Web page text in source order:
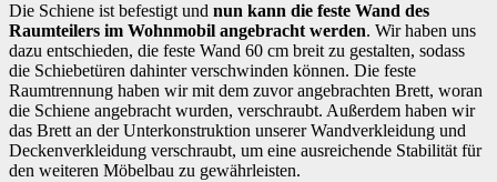
Die Schiene ist befestigt und nun kann die feste Wand des
Raumteilers im Wohnmobil angebracht werden. Wir haben uns
dazu entschieden, die feste Wand 60 cm breit zu gestalten, sodass
die Schiebetüren dahinter verschwinden können. Die feste
Raumtrennung haben wir mit dem zuvor angebrachten Brett, woran
die Schiene angebracht wurden, verschraubt. Außerdem haben wir
das Brett an der Unterkonstruktion unserer Wandverkleidung und
Deckenverkleidung verschraubt, um eine ausreichende Stabilität für
den weiteren Möbelbau zu gewährleisten.